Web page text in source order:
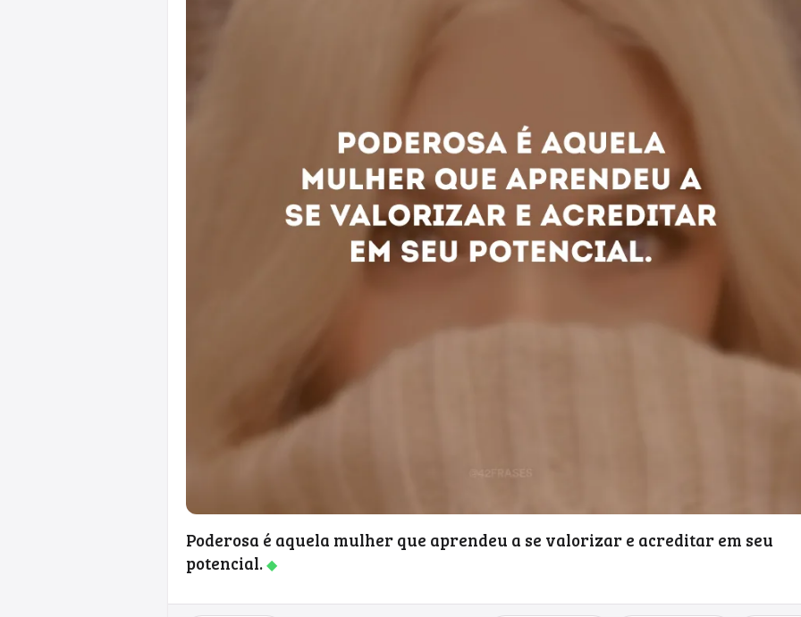
Poderosa é aquela mulher que aprendeu a se valorizar e acreditar em seu
potencial.◆